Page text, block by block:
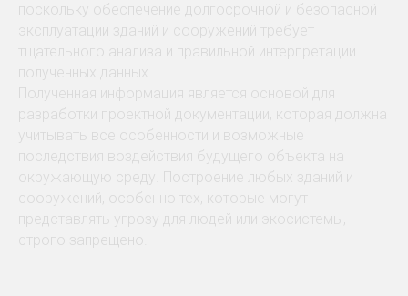
поскольку обеспечение долгосрочной и безопасной
эксплуатации зданий и сооружений требует
тщательного анализа и правильной интерпретации
полученных данных.
Полученная информация является основой для
разработки проектной документации, которая должна
учитывать все особенности и возможные
последствия воздействия будущего объекта на
окружающую среду. Построение любых зданий и
сооружений, особенно тех, которые могут
представлять угрозу для людей или экосистемы,
строго запрещено.